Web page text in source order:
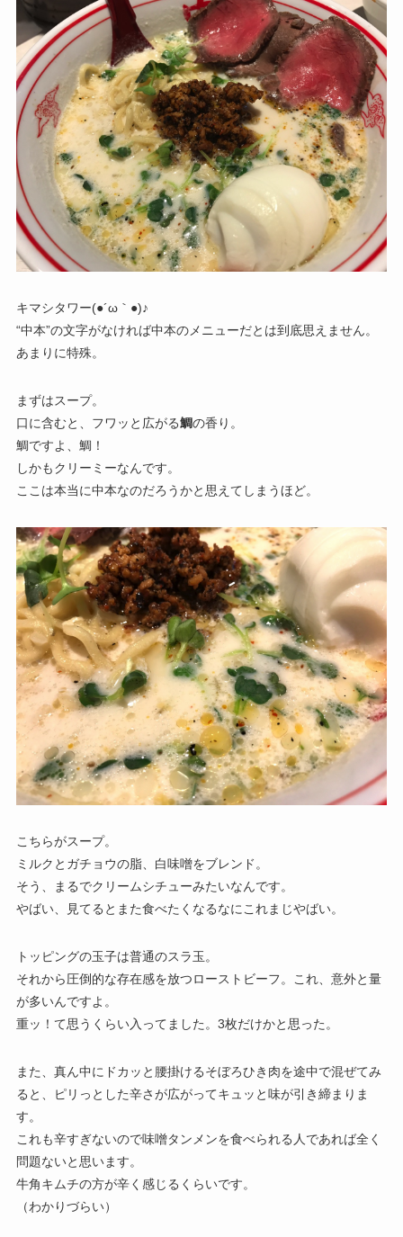
キマシタワー(●´ω｀●)♪
“中本”の文字がなければ中本のメニューだとは到底思えません。
あまりに特殊。
まずはスープ。
口に含むと、フワッと広がる鯛の香り。
鯛ですよ、鯛！
しかもクリーミーなんです。
ここは本当に中本なのだろうかと思えてしまうほど。
こちらがスープ。
ミルクとガチョウの脂、白味噌をブレンド。
そう、まるでクリームシチューみたいなんです。
やばい、見てるとまた食べたくなるなにこれまじやばい。
トッピングの玉子は普通のスラ玉。
それから圧倒的な存在感を放つローストビーフ。これ、意外と量
が多いんですよ。
重ッ！て思うくらい入ってました。3枚だけかと思った。
また、真ん中にドカッと腰掛けるそぼろひき肉を途中で混ぜてみ
ると、ピリっとした辛さが広がってキュッと味が引き締まりま
す。
これも辛すぎないので味噌タンメンを食べられる人であれば全く
問題ないと思います。
牛角キムチの方が辛く感じるくらいです。
（わかりづらい）